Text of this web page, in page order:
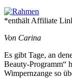
*enthält Affiliate
Von Carina
Es gibt Tage, an
Beauty-Programm“
Wimpernzange so